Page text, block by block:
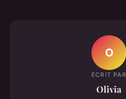
O
ECRIT PAR
Olivia